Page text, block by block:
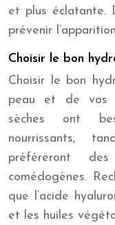
et plus éclatante.
prévenir
Choisir le bon
Choisir le bon
peau et de vos
sèches ont
nourrissants,
préféreront
comédogènes.
que l’acide
et les huiles